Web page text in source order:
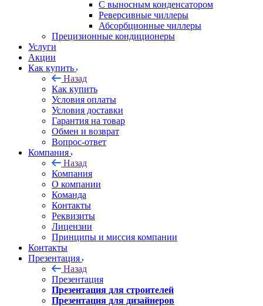
С выносным конденсатором
Реверсивные чиллеры
Абсорбционные чиллеры
Прецизионные кондиционеры
Услуги
Акции
Как купить
Назад
Как купить
Условия оплаты
Условия доставки
Гарантия на товар
Обмен и возврат
Вопрос-ответ
Компания
Назад
Компания
О компании
Команда
Контакты
Реквизиты
Лицензии
Принципы и миссия компании
Контакты
Презентация
Назад
Презентация
Презентация для строителей
Презентация для дизайнеров